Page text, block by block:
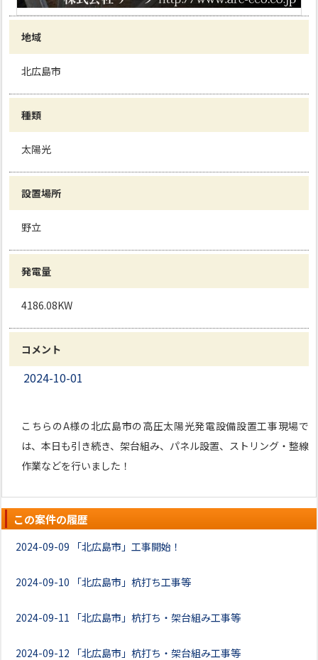
地域
北広島市
種類
太陽光
設置場所
野立
発電量
4186.08KW
コメント
2024-10-01
こちらのA様の北広島市の高圧太陽光発電設備設置工事現場で
は、本日も引き続き、架台組み、パネル設置、ストリング・整線
作業などを行いました！
この案件の履歴
2024-09-09 「北広島市」工事開始！
2024-09-10 「北広島市」杭打ち工事等
2024-09-11 「北広島市」杭打ち・架台組み工事等
2024-09-12 「北広島市」杭打ち・架台組み工事等